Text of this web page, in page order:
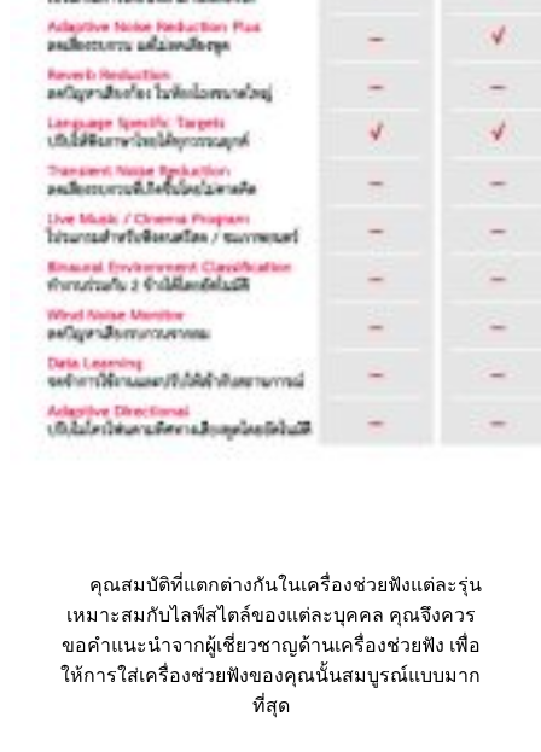
คุณสมบัติที่แตกต่างกันในเครื่องช่วยฟังแต่ละรุ่น
เหมาะสมกับไลฟ์สไตล์ของแต่ละบุคคล คุณจึงควร
ขอคำแนะนำจากผู้เชี่ยวชาญด้านเครื่องช่วยฟัง เพื่อ
ให้การใส่เครื่องช่วยฟังของคุณนั้นสมบูรณ์แบบมาก
ที่สุด